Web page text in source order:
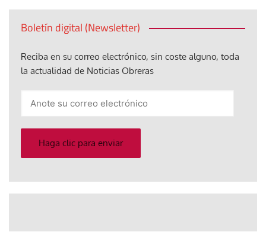
Boletín digital (Newsletter)
Reciba en su correo electrónico, sin coste alguno, toda
la actualidad de Noticias Obreras
electrónico
Haga clic para enviar